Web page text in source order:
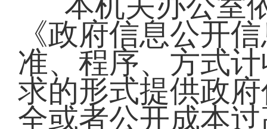
《政府信息公开
准、程序、方式
求的形式提供政
全或者公开成本